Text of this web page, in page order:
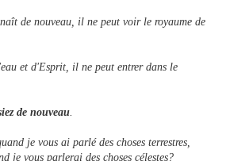
de nouveau, il ne peut voir le royaume de
et d'Esprit, il ne peut entrer dans le
de nouveau.
je vous ai parlé des choses terrestres,
je vous parlerai des choses célestes?